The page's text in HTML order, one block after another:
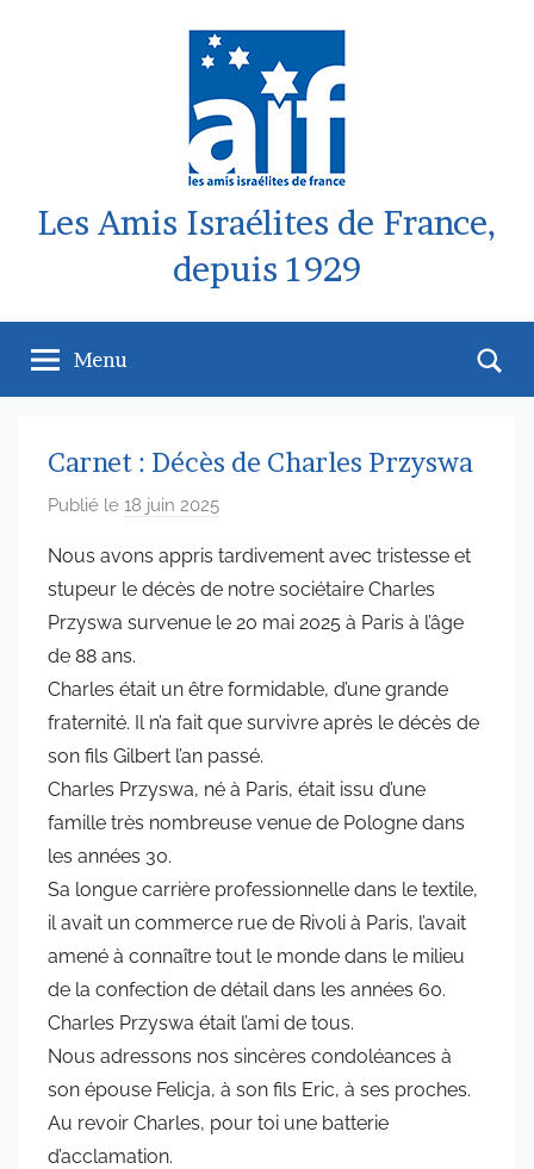
Les Amis Israélites de France,
depuis 1929
Menu
Carnet : Décès de Charles Przyswa
Publié le 18 juin 2025
r
a
d
i
n
6
5
7
Nous avons appris tardivement avec tristesse et
stupeur le décès de notre sociétaire Charles
Przyswa survenue le 20 mai 2025 à Paris à l’âge
de 88 ans.
Charles était un être formidable, d’une grande
fraternité. Il n’a fait que survivre après le décès de
son fils Gilbert l’an passé.
Charles Przyswa, né à Paris, était issu d’une
famille très nombreuse venue de Pologne dans
les années 30.
Sa longue carrière professionnelle dans le textile,
il avait un commerce rue de Rivoli à Paris, l’avait
amené à connaître tout le monde dans le milieu
de la confection de détail dans les années 60.
Charles Przyswa était l’ami de tous.
Nous adressons nos sincères condoléances à
son épouse Felicja, à son fils Eric, à ses proches.
Au revoir Charles, pour toi une batterie
d’acclamation.